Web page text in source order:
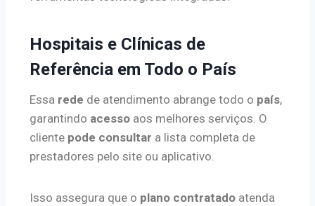
Hospitais e Clínicas de
Referência em Todo o País
Essa rede de atendimento abrange todo o país,
garantindo acesso aos melhores serviços. O
cliente pode consultar a lista completa de
prestadores pelo site ou aplicativo.
Isso assegura que o plano contratado atenda